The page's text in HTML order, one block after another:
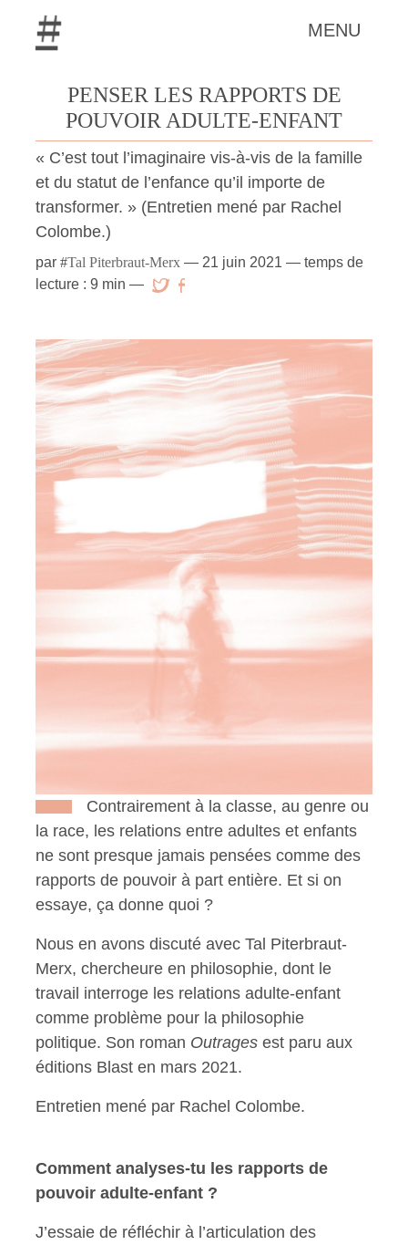
MENU
PENSER LES RAPPORTS DE
POUVOIR ADULTE-ENFANT
« C’est tout l’imaginaire vis-à-vis de la famille
et du statut de l’enfance qu’il importe de
transformer. » (Entretien mené par Rachel
Colombe.)
par #Tal Piterbraut-Merx — 21 juin 2021 — temps de
lecture : 9 min —
Contrairement à la classe, au genre ou
la race, les relations entre adultes et enfants
ne sont presque jamais pensées comme des
rapports de pouvoir à part entière. Et si on
essaye, ça donne quoi ?
Nous en avons discuté avec Tal Piterbraut-
Merx, chercheure en philosophie, dont le
travail interroge les relations adulte-enfant
comme problème pour la philosophie
politique. Son roman Outrages est paru aux
éditions Blast en mars 2021.
Entretien mené par Rachel Colombe.
Comment analyses-tu les rapports de
pouvoir adulte-enfant ?
J’essaie de réfléchir à l’articulation des